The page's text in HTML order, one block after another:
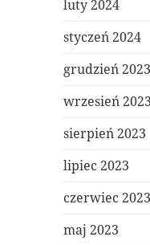
luty 2024
styczeń 2024
grudzień 2023
wrzesień 2023
sierpień 2023
lipiec 2023
czerwiec 2023
maj 2023